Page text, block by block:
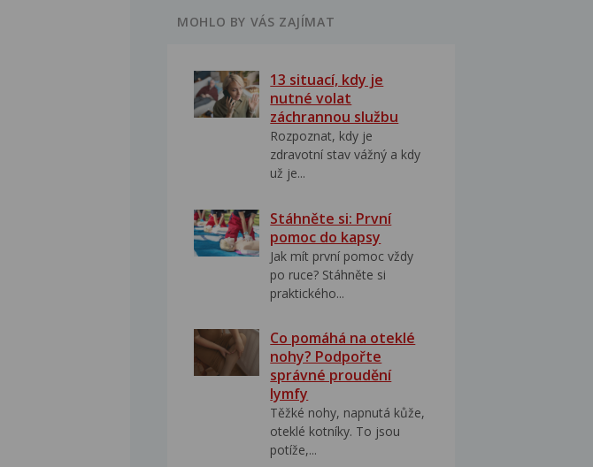
MOHLO BY VÁS ZAJÍMAT
13 situací, kdy je
nutné volat
záchrannou službu
Rozpoznat, kdy je
zdravotní stav vážný a kdy
už je...
Stáhněte si: První
pomoc do kapsy
Jak mít první pomoc vždy
po ruce? Stáhněte si
praktického...
Co pomáhá na oteklé
nohy? Podpořte
správné proudění
lymfy
Těžké nohy, napnutá kůže,
oteklé kotníky. To jsou
potíže,...